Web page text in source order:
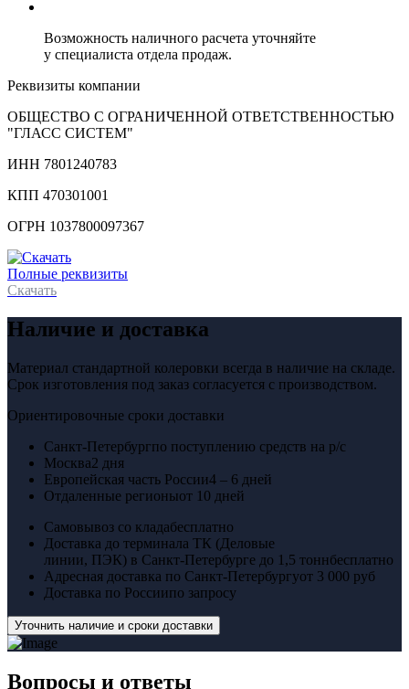
Возможность наличного расчета уточняйте
у специалиста отдела продаж.
Реквизиты компании
ОБЩЕСТВО С ОГРАНИЧЕННОЙ ОТВЕТСТВЕННОСТЬЮ
"ГЛАСС СИСТЕМ"
ИНН 7801240783
КПП 470301001
ОГРН 1037800097367
Полные реквизиты
Скачать
Наличие и доставка
Материал стандартной колеровки всегда в наличие на складе.
Срок изготовления под заказ согласуется с производством.
Ориентировочные сроки доставки
Санкт-Петербургпо поступлению средств на р/с
Москва2 дня
Европейская часть России4 – 6 дней
Отдаленные регионыот 10 дней
Самовывоз со кладабесплатно
Доставка до терминала ТК (Деловые
линии, ПЭК) в Санкт-Петербурге до 1,5 тоннбесплатно
Адресная доставка по Санкт-Петербургуот 3 000 руб
Доставка по Россиипо запросу
Уточнить наличие и сроки доставки
Вопросы и ответы